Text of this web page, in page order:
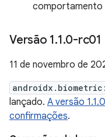
comportamento
Versão 1.1.0-rc01
11 de novembro de
lançado. A versão
confirmações.